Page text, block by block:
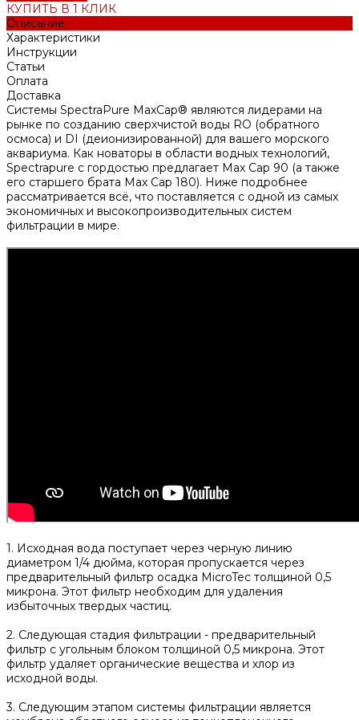
КУПИТЬ В 1 КЛИК
Описание
Характеристики
Инструкции
Статьи
Оплата
Доставка
Системы SpectraPure MaxCap® являются лидерами на
рынке по созданию сверхчистой воды RO (обратного
осмоса) и DI (деионизированной) для вашего морского
аквариума. Как новаторы в области водных технологий,
Spectrapure с гордостью предлагает Max Cap 90 (а также
его старшего брата Max Cap 180). Ниже подробнее
рассматривается всё, что поставляется с одной из самых
экономичных и высокопроизводительных систем
фильтрации в мире.
1. Исходная вода поступает через черную линию
диаметром 1/4 дюйма, которая пропускается через
предварительный фильтр осадка MicroTec толщиной 0,5
микрона. Этот фильтр необходим для удаления
избыточных твердых частиц.
2. Следующая стадия фильтрации - предварительный
фильтр с угольным блоком толщиной 0,5 микрона. Этот
фильтр удаляет органические вещества и хлор из
исходной воды.
3. Следующим этапом системы фильтрации является